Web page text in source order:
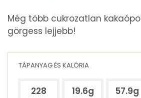
Még több cukrozatlan
görgess lejjebb!
TÁPANYAG ÉS KALÓRIA
228 19.6g 57.9g